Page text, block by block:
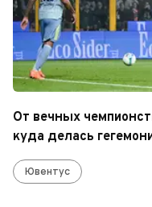
От вечных
куда делась
Ювентус